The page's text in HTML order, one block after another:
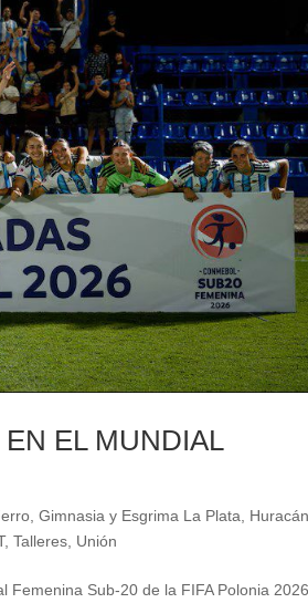
EL MUNDIAL
,Gimnasia y Esgrima La Plata,
,Talleres, Unión
Femenina Sub-20 de la FIFA Polonia